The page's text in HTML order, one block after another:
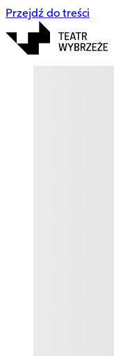
Przejdź do treści